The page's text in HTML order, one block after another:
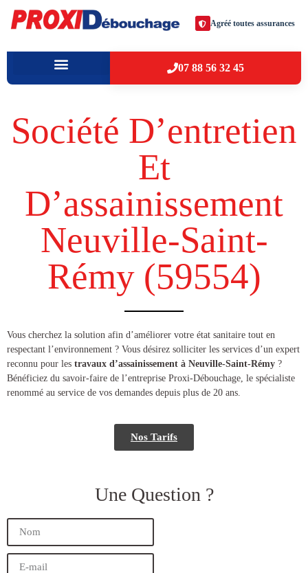
Agréé toutes assurances
07 88 56 32 45
Société D’entretien
Et
D’assainissement
Neuville-Saint-
Rémy (59554​)
​​Vous cherchez la solution afin d’améliorer votre état sanitaire tout en
respectant l’environnement ? Vous désirez solliciter les services d’un expert
reconnu pour les travaux d’assainissement à Neuville-Saint-Rémy ?
Bénéficiez du savoir-faire de l’entreprise Proxi-Débouchage, le spécialiste
renommé au service de vos demandes depuis plus de 20 ans.
Nos Tarifs
Une Question ?